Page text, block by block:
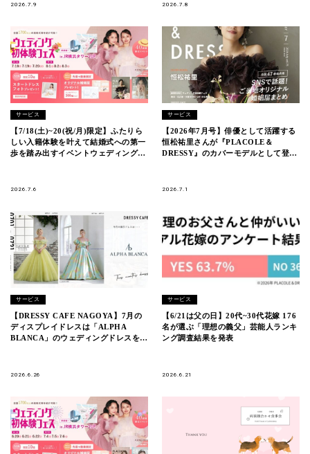
2026.7.9 2026.7.8
サービス
【7/18(土)~20(祝/月)限定】ふたりら
しい入籍体験を叶えて結婚式への第一
歩を踏み出すイベントウェディングフ
2026.7.6
サービス
【2026年7月号】俳優として活躍する
恒松祐里さんが『PLACOLE＆
DRESSY』のカバーモデルとして登
2026.7.1
サービス
【DRESSY CAFE NAGOYA】7月の
ディスプレイドレスは「ALPHA
BLANCA」のウェディングドレスを期
2026.6.26
サービス
【6/21は父の日】20代~30代花嫁 176
名が選ぶ「理想の義父」芸能人ランキ
ング調査結果を発表
2026.6.21